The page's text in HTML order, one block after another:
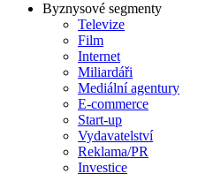
Byznysové segmenty
Televize
Film
Internet
Miliardáři
Mediální agentury
E-commerce
Start-up
Vydavatelství
Reklama/PR
Investice